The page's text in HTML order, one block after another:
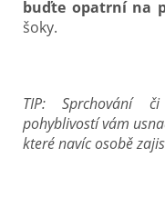
buďte opatrní na
šoky.
TIP: Sprchování
pohyblivostí vám
které navíc osobě